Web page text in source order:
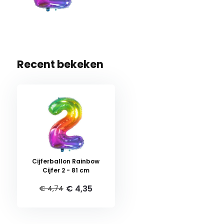
Recent bekeken
Cijferballon Rainbow
Cijfer 2 - 81 cm
€ 4,74 € 4,35